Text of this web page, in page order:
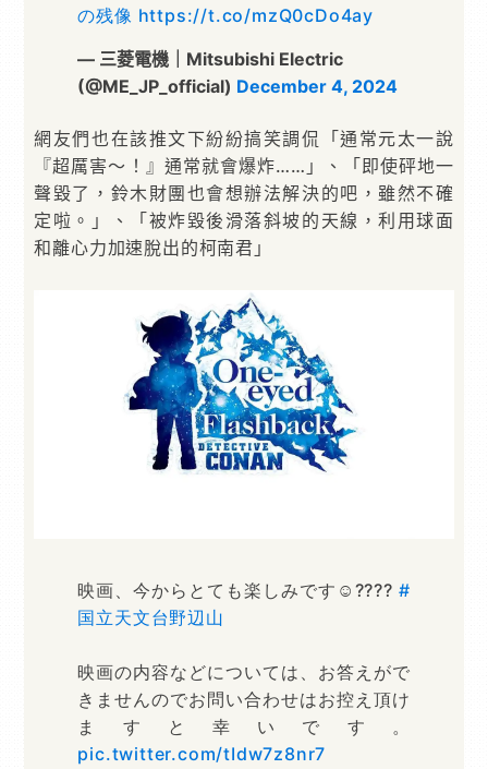
の残像 https://t.co/mzQ0cDo4ay
— 三菱電機｜Mitsubishi Electric
(@ME_JP_official) December 4, 2024
網友們也在該推文下紛紛搞笑調侃「通常元太一說
『超厲害～！』通常就會爆炸……」、「即使砰地一
聲毀了，鈴木財團也會想辦法解決的吧，雖然不確
定啦。」、「被炸毀後滑落斜坡的天線，利用球面
和離心力加速脫出的柯南君」
映画、今からとても楽しみです☺️???? #
国立天文台野辺山
映画の内容などについては、お答えがで
きませんのでお問い合わせはお控え頂け
ますと幸いです。
pic.twitter.com/tIdw7z8nr7